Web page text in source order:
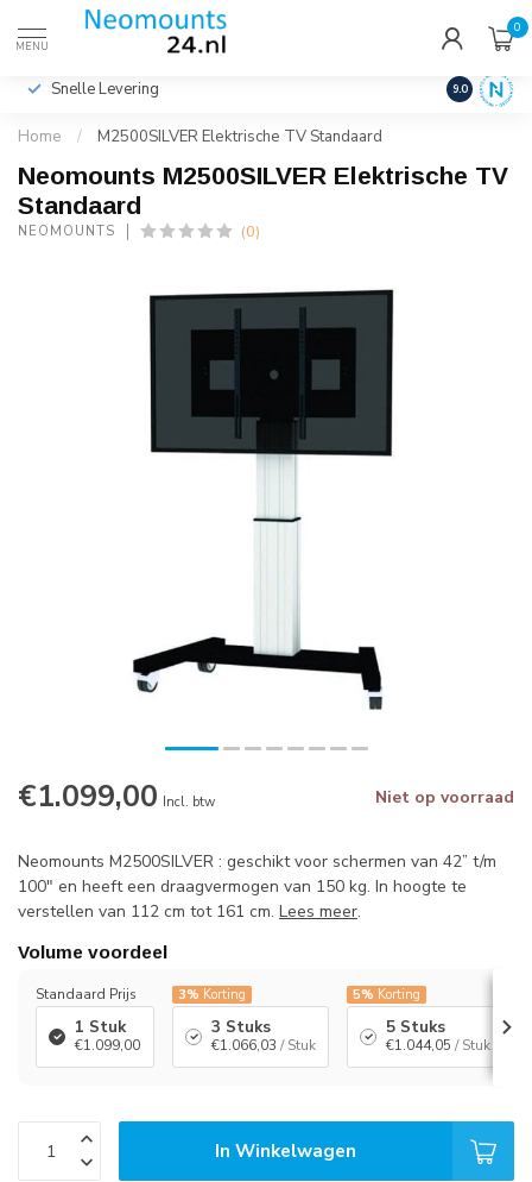
MENU
0
Incl. btw
Snelle Levering Hoge
9.0
Home / M2500SILVER Elektrische TV Standaard
Neomounts M2500SILVER Elektrische TV
Standaard
NEOMOUNTS (0)
€1.099,00 Incl. btw Niet op voorraad
Neomounts M2500SILVER : geschikt voor schermen van 42” t/m
100" en heeft een draagvermogen van 150 kg. In hoogte te
verstellen van 112 cm tot 161 cm. Lees meer.
Volume voordeel
Standaard Prijs
1 Stuk
€1.099,00
3% Korting
3 Stuks
€1.066,03 / Stuk
5% Korting
5 Stuks
€1.044,05 / Stuk
In Winkelwagen